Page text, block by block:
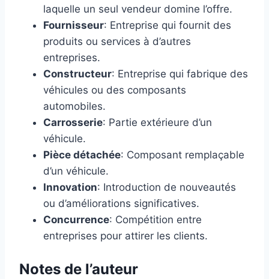
laquelle un seul vendeur domine l’offre.
Fournisseur: Entreprise qui fournit des
produits ou services à d’autres
entreprises.
Constructeur: Entreprise qui fabrique des
véhicules ou des composants
automobiles.
Carrosserie: Partie extérieure d’un
véhicule.
Pièce détachée: Composant remplaçable
d’un véhicule.
Innovation: Introduction de nouveautés
ou d’améliorations significatives.
Concurrence: Compétition entre
entreprises pour attirer les clients.
Notes de l’auteur